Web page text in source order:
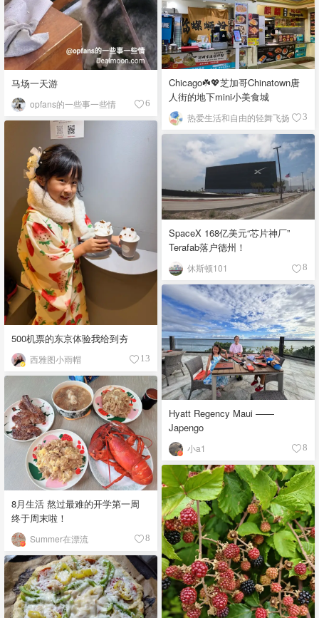
马场一天游
opfans的一些事一些情 6
Chicago☘️💖芝加哥Chinatown唐
人街的地下mini小美食城
热爱生活和自由的轻舞飞扬 3
500机票的东京体验我给到夯
西雅图小雨帽 13
SpaceX 168亿美元“芯片神厂”
Terafab落户德州！
休斯顿101 8
Hyatt Regency Maui ——
Japengo
小a1 8
8月生活 熬过最难的开学第一周
终于周末啦！
Summer在漂流 8